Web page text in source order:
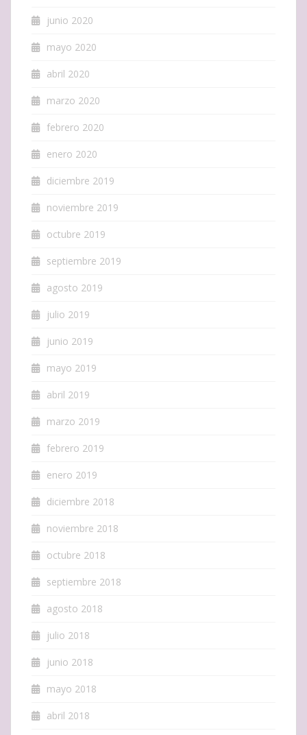
junio 2020
mayo 2020
abril 2020
marzo 2020
febrero 2020
enero 2020
diciembre 2019
noviembre 2019
octubre 2019
septiembre 2019
agosto 2019
julio 2019
junio 2019
mayo 2019
abril 2019
marzo 2019
febrero 2019
enero 2019
diciembre 2018
noviembre 2018
octubre 2018
septiembre 2018
agosto 2018
julio 2018
junio 2018
mayo 2018
abril 2018